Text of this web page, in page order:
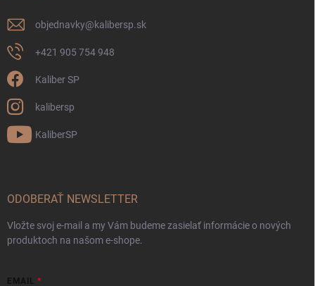
objednavky@kalibersp.sk
+421 905 754 948
Kaliber SP
kalibersp
KaliberSP
ODOBERAŤ NEWSLETTER
Vložte svoj e-mail a my Vám budeme zasielať informácie o nových
produktoch na našom e-shope.
EMAIL